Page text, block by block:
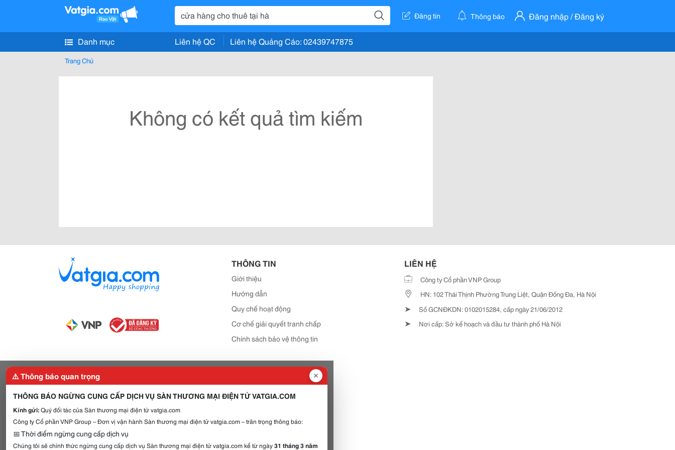
Đăng tin Thông báo Đăng nhập / Đăng ký
Danh mục Liên hệ QC Liên hệ Quảng Cáo: 02439747875
Trang Chủ
Không có kết quả tìm kiếm
THÔNG TIN
Giới thiệu
Hướng dẫn
Quy chế hoạt động
Cơ chế giải quyết tranh chấp
Chính sách bảo vệ thông tin
LIÊN HỆ
Công ty Cổ phần VNP Group
HN: 102 Thái Thịnh Phường Trung Liệt, Quận Đống Đa, Hà Nội
➤ Số GCNĐKDN: 0102015284, cấp ngày 21/06/2012
➤ Nơi cấp: Sở kế hoạch và đầu tư thành phố Hà Nội
⚠️ Thông báo quan trọng
THÔNG BÁO NGỪNG CUNG CẤP DỊCH VỤ SÀN THƯƠNG MẠI ĐIỆN TỬ VATGIA.COM
Kính gửi:Quý đối tác của Sàn thương mại điện tử vatgia.com
Công ty Cổ phần VNP Group – Đơn vị vận hành Sàn thương mại điện tử vatgia.com – trân trọng thông báo:
📅 Thời điểm ngừng cung cấp dịch vụ
Chúng tôi sẽ chính thức ngừng cung cấp dịch vụ Sàn thương mại điện tử vatgia.com kể từ ngày31 tháng 3 năm